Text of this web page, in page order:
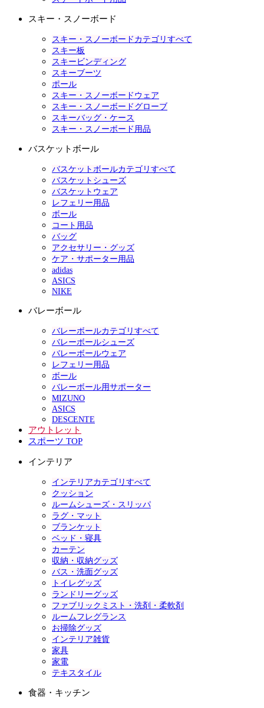
スキー・スノーボード
スキー・スノーボードカテゴリすべて
スキー板
スキービンディング
スキーブーツ
ポール
スキー・スノーボードウェア
スキー・スノーボードグローブ
スキーバッグ・ケース
スキー・スノーボード用品
バスケットボール
バスケットボールカテゴリすべて
バスケットシューズ
バスケットウェア
レフェリー用品
ボール
コート用品
バッグ
アクセサリー・グッズ
ケア・サポーター用品
adidas
ASICS
NIKE
バレーボール
バレーボールカテゴリすべて
バレーボールシューズ
バレーボールウェア
レフェリー用品
ボール
バレーボール用サポーター
MIZUNO
ASICS
DESCENTE
アウトレット
スポーツ TOP
インテリア
インテリアカテゴリすべて
クッション
ルームシューズ・スリッパ
ラグ・マット
ブランケット
ベッド・寝具
カーテン
収納・収納グッズ
バス・洗面グッズ
トイレグッズ
ランドリーグッズ
ファブリックミスト・洗剤・柔軟剤
ルームフレグランス
お掃除グッズ
インテリア雑貨
家具
家電
テキスタイル
食器・キッチン